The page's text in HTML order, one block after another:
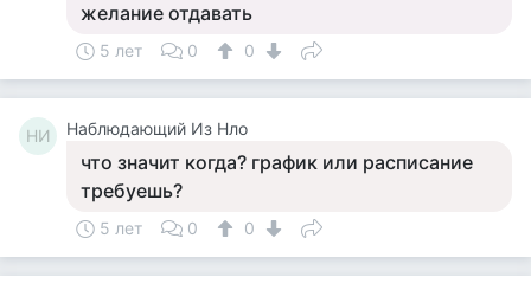
желание отдавать
5 лет 0 0
НИ Наблюдающий Из Нло
что значит когда? график или расписание
требуешь?
5 лет 0 0